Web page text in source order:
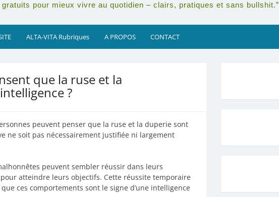
gratuits pour mieux vivre au quotidien – clairs, pratiques et sans bullshit.”
ALTA-VITA Rubriques A PROPOS CONTACT
que la ruse et la
?
peuvent penser que la ruse et la duperie sont
ne soit pas nécessairement justifiée ni largement
peuvent sembler réussir dans leurs
atteindre leurs objectifs. Cette réussite temporaire
ces comportements sont le signe d’une intelligence